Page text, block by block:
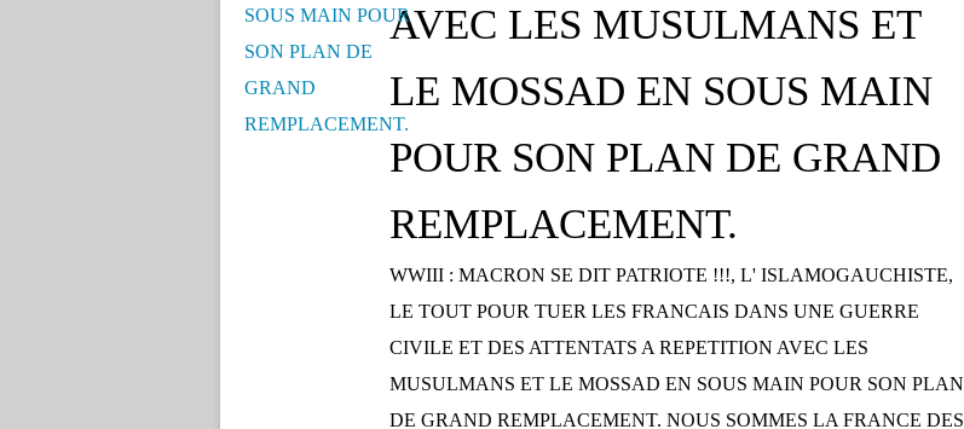
AVEC LES MUSULMANS ET
LE MOSSAD EN SOUS MAIN
POUR SON PLAN DE GRAND
REMPLACEMENT.
WWIII : MACRON SE DIT PATRIOTE !!!, L' ISLAMOGAUCHISTE,
LE TOUT POUR TUER LES FRANCAIS DANS UNE GUERRE
CIVILE ET DES ATTENTATS A REPETITION AVEC LES
MUSULMANS ET LE MOSSAD EN SOUS MAIN POUR SON PLAN
DE GRAND REMPLACEMENT. NOUS SOMMES LA FRANCE DES